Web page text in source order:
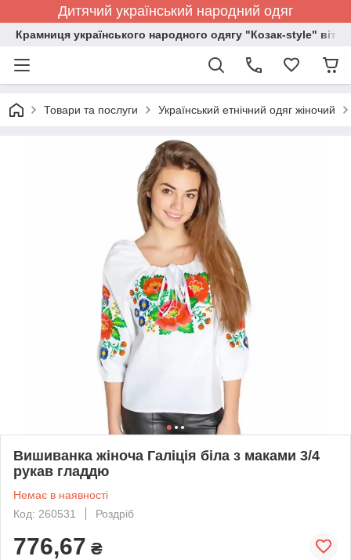
Дитячий український народний одяг
Крамниця українського народного одягу "Козак-style"
Товари та послуги Український етнічний одяг жіночий
Вишиванка жіноча Галіція біла з маками 3/4
рукав гладдю
Немає в наявності
Код: 260531
Роздріб
776,67 ₴